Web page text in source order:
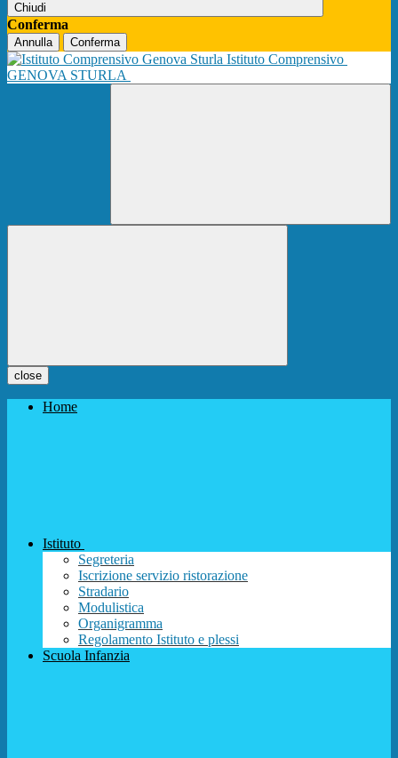
Chiudi
Conferma
Annulla Conferma
Istituto Comprensivo
GENOVA STURLA
close
Home
Istituto
Segreteria
Iscrizione servizio ristorazione
Stradario
Modulistica
Organigramma
Regolamento Istituto e plessi
Scuola Infanzia